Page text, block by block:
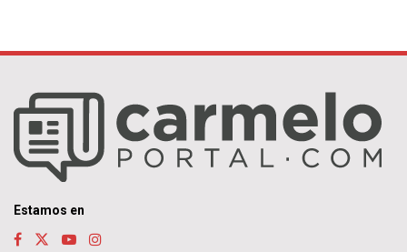
Estamos en